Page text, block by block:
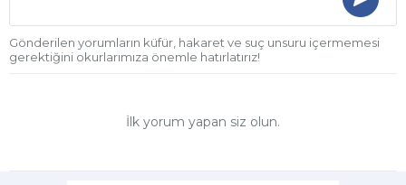
Gönderilen yorumların küfür, hakaret ve suç unsuru içermemesi
gerektiğini okurlarımıza önemle hatırlatırız!
İlk yorum yapan siz olun.